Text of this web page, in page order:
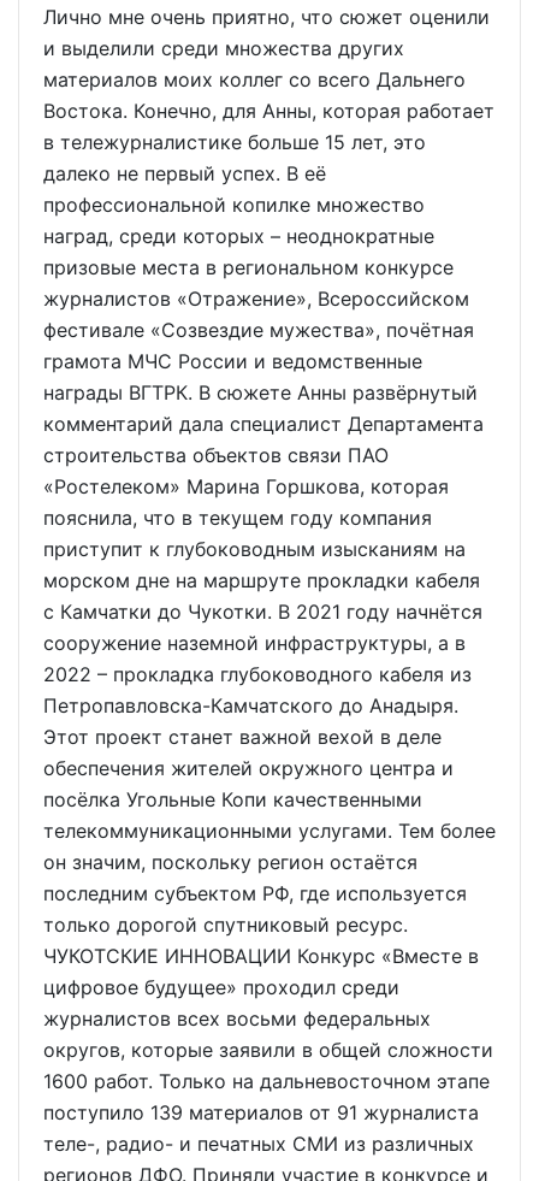
Лично мне очень приятно, что сюжет оценили
и выделили среди множества других
материалов моих коллег со всего Дальнего
Востока. Конечно, для Анны, которая работает
в тележурналистике больше 15 лет, это
далеко не первый успех. В её
профессиональной копилке множество
наград, среди которых – неоднократные
призовые места в региональном конкурсе
журналистов «Отражение», Всероссийском
фестивале «Созвездие мужества», почётная
грамота МЧС России и ведомственные
награды ВГТРК. В сюжете Анны развёрнутый
комментарий дала специалист Департамента
строительства объектов связи ПАО
«Ростелеком» Марина Горшкова, которая
пояснила, что в текущем году компания
приступит к глубоководным изысканиям на
морском дне на маршруте прокладки кабеля
с Камчатки до Чукотки. В 2021 году начнётся
сооружение наземной инфраструктуры, а в
2022 – прокладка глубоководного кабеля из
Петропавловска-Камчатского до Анадыря.
Этот проект станет важной вехой в деле
обеспечения жителей окружного центра и
посёлка Угольные Копи качественными
телекоммуникационными услугами. Тем более
он значим, поскольку регион остаётся
последним субъектом РФ, где используется
только дорогой спутниковый ресурс.
ЧУКОТСКИЕ ИННОВАЦИИ Конкурс «Вместе в
цифровое будущее» проходил среди
журналистов всех восьми федеральных
округов, которые заявили в общей сложности
1600 работ. Только на дальневосточном этапе
поступило 139 материалов от 91 журналиста
теле-, радио- и печатных СМИ из различных
регионов ДФО. Приняли участие в конкурсе и